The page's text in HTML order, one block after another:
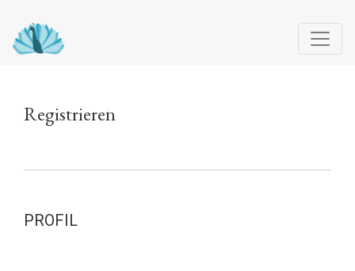
Registrieren
Registrieren
PROFIL